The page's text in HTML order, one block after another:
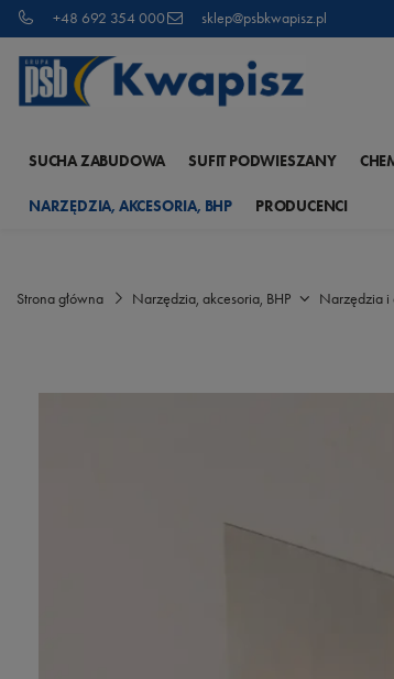
+48 692 354 000 sklep@psbkwapisz.pl
SUCHA ZABUDOWA SUFIT PODWIESZANY
NARZĘDZIA, AKCESORIA, BHP PRODUCENCI
Strona główna Narzędzia, akcesoria, BHP Narzędzia i